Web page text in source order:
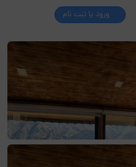
ورود یا ثبت نام